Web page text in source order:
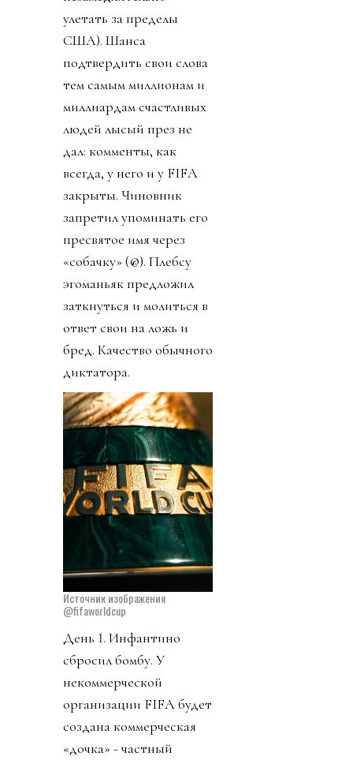
улетать за пределы
США). Шанса
подтвердить свои слова
тем самым миллионам и
миллиардам счастливых
людей лысый през не
дал: комменты, как
всегда, у него и у FIFA
закрыты. Чиновник
запретил упоминать его
пресвятое имя через
«собачку» (@). Плебсу
эгоманьяк предложил
заткнуться и молиться в
ответ свои на ложь и
бред. Качество обычного
диктатора.
Источник изображения
@fifaworldcup
День 1. Инфантино
сбросил бомбу. У
некоммерческой
организации FIFA будет
создана коммерческая
«дочка» - частный